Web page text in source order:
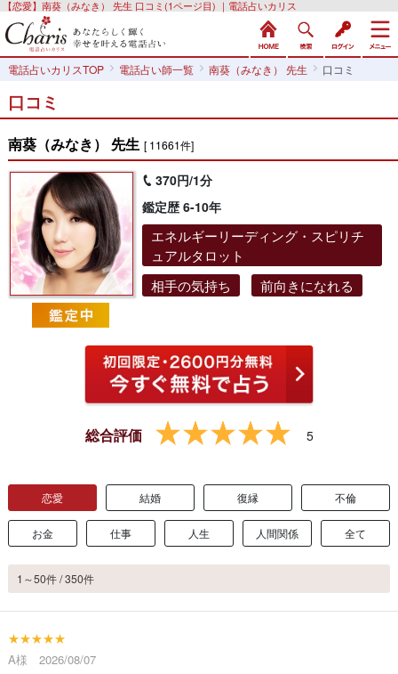
【恋愛】南葵（みなき） 先生 口コミ(1ページ目) ｜電話占いカリス
電話占いカリスTOP 電話占い師一覧 南葵（みなき） 先生 口コミ
口コミ
南葵（みなき） 先生 [ 11661件]
370円/1分
鑑定歴 6-10年
エネルギーリーディング・スピリチ
ュアルタロット
相手の気持ち
前向きになれる
総合評価 5
恋愛 結婚 復縁 不倫
お金 仕事 人生 人間関係 全て
1～50件 / 350件
★★★★★
A様 2026/08/07